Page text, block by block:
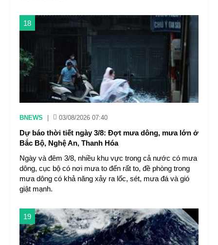
18
BNEWS 03/08/2026 07:40
Dự báo thời tiết ngày 3/8: Đợt mưa dông, mưa lớn ở
Bắc Bộ, Nghệ An, Thanh Hóa
Ngày và đêm 3/8, nhiều khu vực trong cả nước có mưa
dông, cục bộ có nơi mưa to đến rất to, đề phòng trong
mưa dông có khả năng xảy ra lốc, sét, mưa đá và gió
giật mạnh.
19